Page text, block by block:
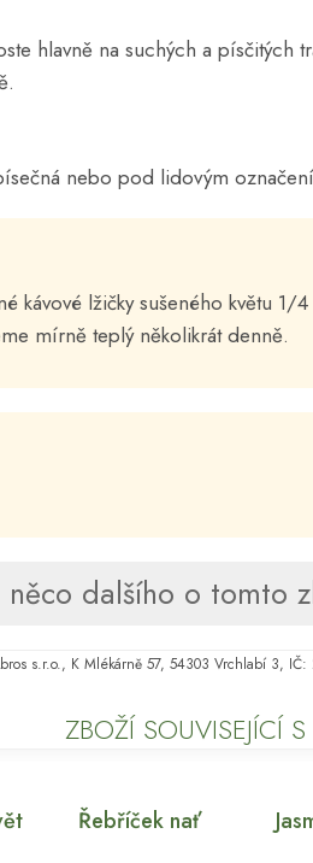
hlavně na suchých a písčitých
nebo pod lidovým
kávové lžičky sušeného květu 1/
mírně teplý několikrát denně.
něco dalšího o tomto
s.r.o., K Mlékárně 57, 54303 Vrchlabí 3, IČ:
ZBOŽÍ SOUVISEJÍCÍ
Řebříček nať